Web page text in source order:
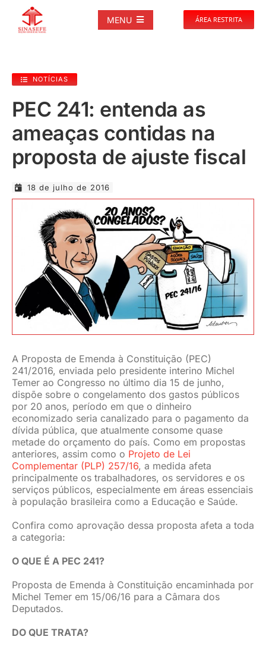
MENU
NOTÍCIAS
PUBLICAÇÕES
DOCUMENTOS
EVENTOS
JURÍDICO
CONTATO
ÁREA RESTRITA
NOTÍCIAS
PEC 241: entenda as
ameaças contidas na
proposta de ajuste fiscal
18 de julho de 2016
A Proposta de Emenda à Constituição (PEC)
241/2016, enviada pelo presidente interino Michel
Temer ao Congresso no último dia 15 de junho,
dispõe sobre o congelamento dos gastos públicos
por 20 anos, período em que o dinheiro
economizado seria canalizado para o pagamento da
dívida pública, que atualmente consome quase
metade do orçamento do país. Como em propostas
anteriores, assim como o Projeto de Lei
Complementar (PLP) 257/16, a medida afeta
principalmente os trabalhadores, os servidores e os
serviços públicos, especialmente em áreas essenciais
à população brasileira como a Educação e Saúde.
Confira como aprovação dessa proposta afeta a toda
a categoria:
O QUE É A PEC 241?
Proposta de Emenda à Constituição encaminhada por
Michel Temer em 15/06/16 para a Câmara dos
Deputados.
DO QUE TRATA?